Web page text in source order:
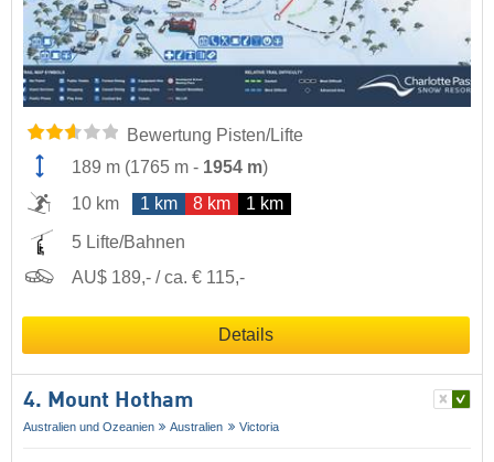
Bewertung Pisten/Lifte
189 m (1765 m - 1954 m)
10 km
1 km 8 km 1 km
5 Lifte/Bahnen
AU$ 189,- / ca. € 115,-
Details
4. Mount Hotham
Australien und Ozeanien Australien Victoria